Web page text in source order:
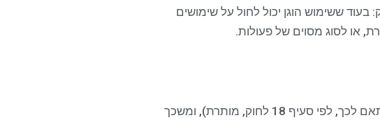
ששימוש הוגן יכול לחול על שימושים
או לסוג מסוים של פעולות.
סעיף 19 לחוק זכות יוצרים קובע באילו מקרים, שימוש ביצירה תהיה הוגנת (ובהתאם לכך, לפי סעיף 18 לחוק, מותרת), ומשכך